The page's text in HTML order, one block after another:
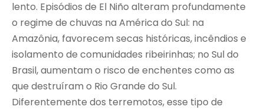
lento. Episódios de El Niño alteram profundamente
o regime de chuvas na América do Sul: na
Amazônia, favorecem secas históricas, incêndios e
isolamento de comunidades ribeirinhas; no Sul do
Brasil, aumentam o risco de enchentes como as
que destruíram o Rio Grande do Sul.
Diferentemente dos terremotos, esse tipo de